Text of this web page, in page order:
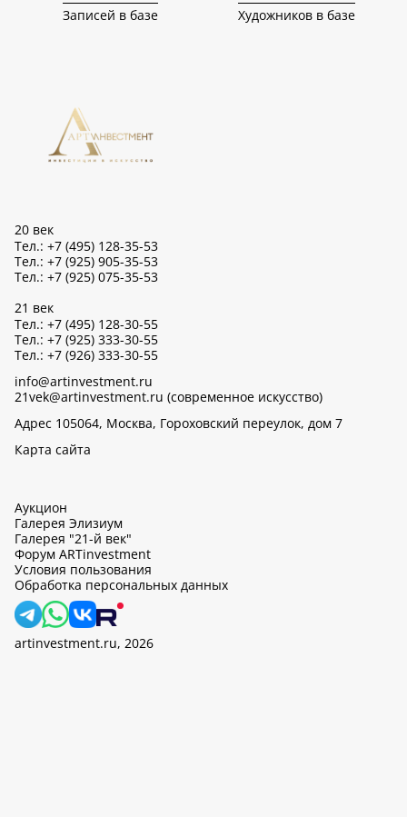
Записей в базе Художников в базе
20 век
Тел.: +7 (495) 128-35-53
Тел.: +7 (925) 905-35-53
Тел.: +7 (925) 075-35-53
21 век
Тел.: +7 (495) 128-30-55
Тел.: +7 (925) 333-30-55
Тел.: +7 (926) 333-30-55
info@artinvestment.ru
21vek@artinvestment.ru (современное искусство)
Адрес 105064, Москва, Гороховский переулок, дом 7
Карта сайта
Аукцион
Галерея Элизиум
Галерея "21-й век"
Форум ARTinvestment
Условия пользования
Обработка персональных данных
artinvestment.ru, 2026